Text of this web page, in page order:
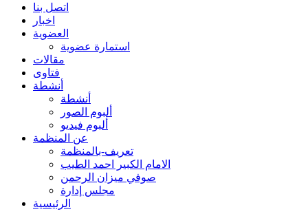
اتصل بنا
اخبار
العضوية
استمارة عضوية
مقالات
فتاوى
أنشطة
أنشطة
ألبوم الصور
ألبوم فيديو
عن المنظمة
تعريف-بالمنظمة
الامام الكبير احمد الطيب
صوفي ميزان الرحمن
مجلس إدارة
الرئيسية